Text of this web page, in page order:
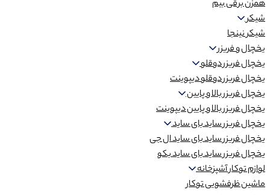
همزن برقی بیم
شیکر
شیکر نینجا
یخچال و فریزر
یخچال فریزر دوقلو
یخچال فریزر دوقلو دیپوینت
یخچال فریزر بالا و پایین
یخچال فریزر بالا و پایین دیپوینت
یخچال فریزر ساید بای ساید
یخچال فریزر ساید بای ساید ال جی
یخچال فریزر ساید بای ساید بکو
لوازم توکار آشپزخانه
ماشین ظرفشویی توکار